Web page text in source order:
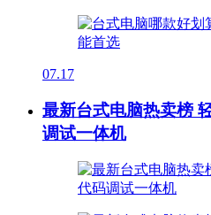
07.17
最新台式电脑热卖榜
调试一体机